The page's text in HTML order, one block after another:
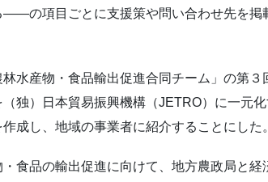
――の項目ごとに支援策や問い合わせ先を掲
水産物・食品輸出促進合同チーム」の第
独）日本貿易振興機構（JETRO）に一元
成し、地域の事業者に紹介することにした。
・食品の輸出促進に向けて、地方農政局と